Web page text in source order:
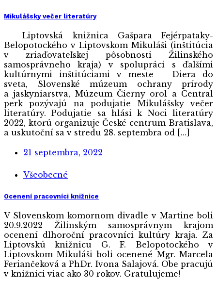
Mikulášsky večer literatúry
Liptovská knižnica Gašpara Fejérpataky-
Belopotockého v Liptovskom Mikuláši (inštitúcia
v zriaďovateľskej pôsobnosti Žilinského
samosprávneho kraja) v spolupráci s ďalšími
kultúrnymi inštitúciami v meste – Diera do
sveta, Slovenské múzeum ochrany prírody
a jaskyniarstva, Múzeum Čierny orol a Central
perk pozývajú na podujatie Mikulášsky večer
literatúry. Podujatie sa hlási k Noci literatúry
2022, ktorú organizuje České centrum Bratislava,
a uskutoční sa v stredu 28. septembra od […]
21 septembra, 2022
Všeobecné
Ocenení pracovníci knižnice
V Slovenskom komornom divadle v Martine boli
20.9.2022 Žilinským samosprávnym krajom
ocenení dlhoroční pracovníci kultúry kraja. Za
Liptovskú knižnicu G. F. Belopotockého v
Liptovskom Mikuláši boli ocenené Mgr. Marcela
Feriančeková a PhDr. Ivona Salajová. Obe pracujú
v knižnici viac ako 30 rokov. Gratulujeme!